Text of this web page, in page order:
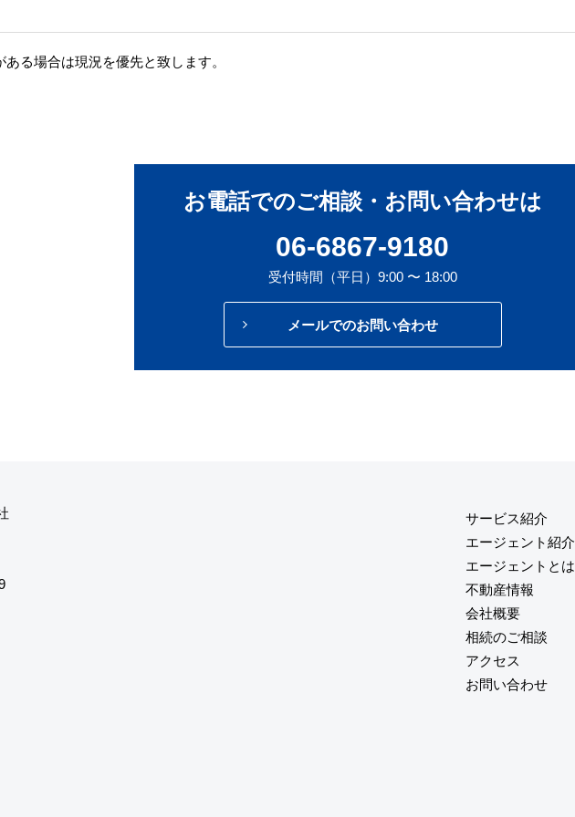
る場合は現況を優先と致します。
お電話でのご相談・お問い合わせは
06-6867-9180
受付時間（平日）9:00 〜 18:00
メールでのお問い合わせ
サービス紹介
エージェント紹介
エージェントとは
不動産情報
会社概要
相続のご相談
アクセス
お問い合わせ